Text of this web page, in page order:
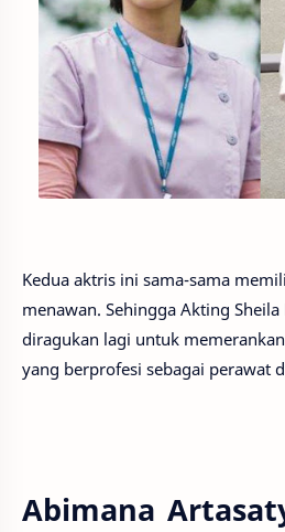
Kedua aktris ini sama-sama
menawan. Sehingga Akting
diragukan lagi untuk
yang berprofesi sebagai perawat
Abimana